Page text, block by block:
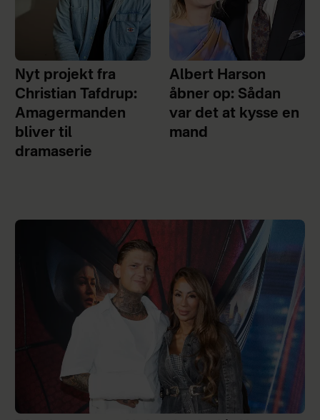
Nyt projekt fra
Christian Tafdrup:
Amagermanden
bliver til
dramaserie
Albert Harson
åbner op: Sådan
var det at kysse en
mand